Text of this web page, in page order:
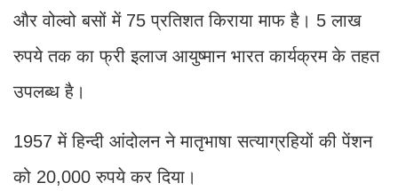
और वोल्वो बसों में 75 प्रतिशत किराया माफ है। 5 लाख
रुपये तक का फ्री इलाज आयुष्मान भारत कार्यक्रम के तहत
उपलब्ध है।
1957 में हिन्दी आंदोलन ने मातृभाषा सत्याग्रहियों की पेंशन
को 20,000 रुपये कर दिया।